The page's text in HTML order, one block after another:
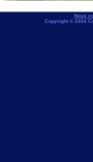
Nous
Copyright © 2004